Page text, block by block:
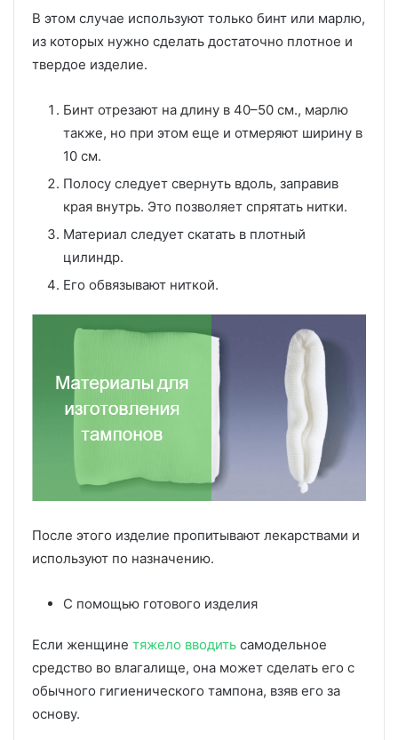
В этом случае используют только бинт или марлю,
из которых нужно сделать достаточно плотное и
твердое изделие.
Бинт отрезают на длину в 40–50 см., марлю
также, но при этом еще и отмеряют ширину в
10 см.
Полосу следует свернуть вдоль, заправив
края внутрь. Это позволяет спрятать нитки.
Материал следует скатать в плотный
цилиндр.
Его обвязывают ниткой.
После этого изделие пропитывают лекарствами и
используют по назначению.
С помощью готового изделия
Если женщине тяжело вводить самодельное
средство во влагалище, она может сделать его с
обычного гигиенического тампона, взяв его за
основу.